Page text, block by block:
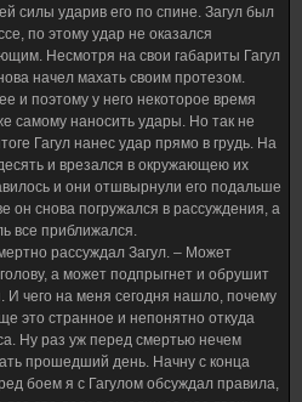
силы ударив его по спине. Загул был
по этому удар не оказался
Несмотря на свои габариты Гагул
начел махать своим протезом.
и поэтому у него некоторое время
самому наносить удары. Но так не
Гагул нанес удар прямо в грудь. На
и врезался в окружающею их
и они отшвырнули его подальше
он снова погружался в рассуждения, а
все приближался.
рассуждал Загул. – Может
а может подпрыгнет и обрушит
чего на меня сегодня нашло, почему
это странное и непонятно откуда
Ну раз уж перед смертью нечем
прошедший день. Начну с конца
боем я с Гагулом обсуждал правила,